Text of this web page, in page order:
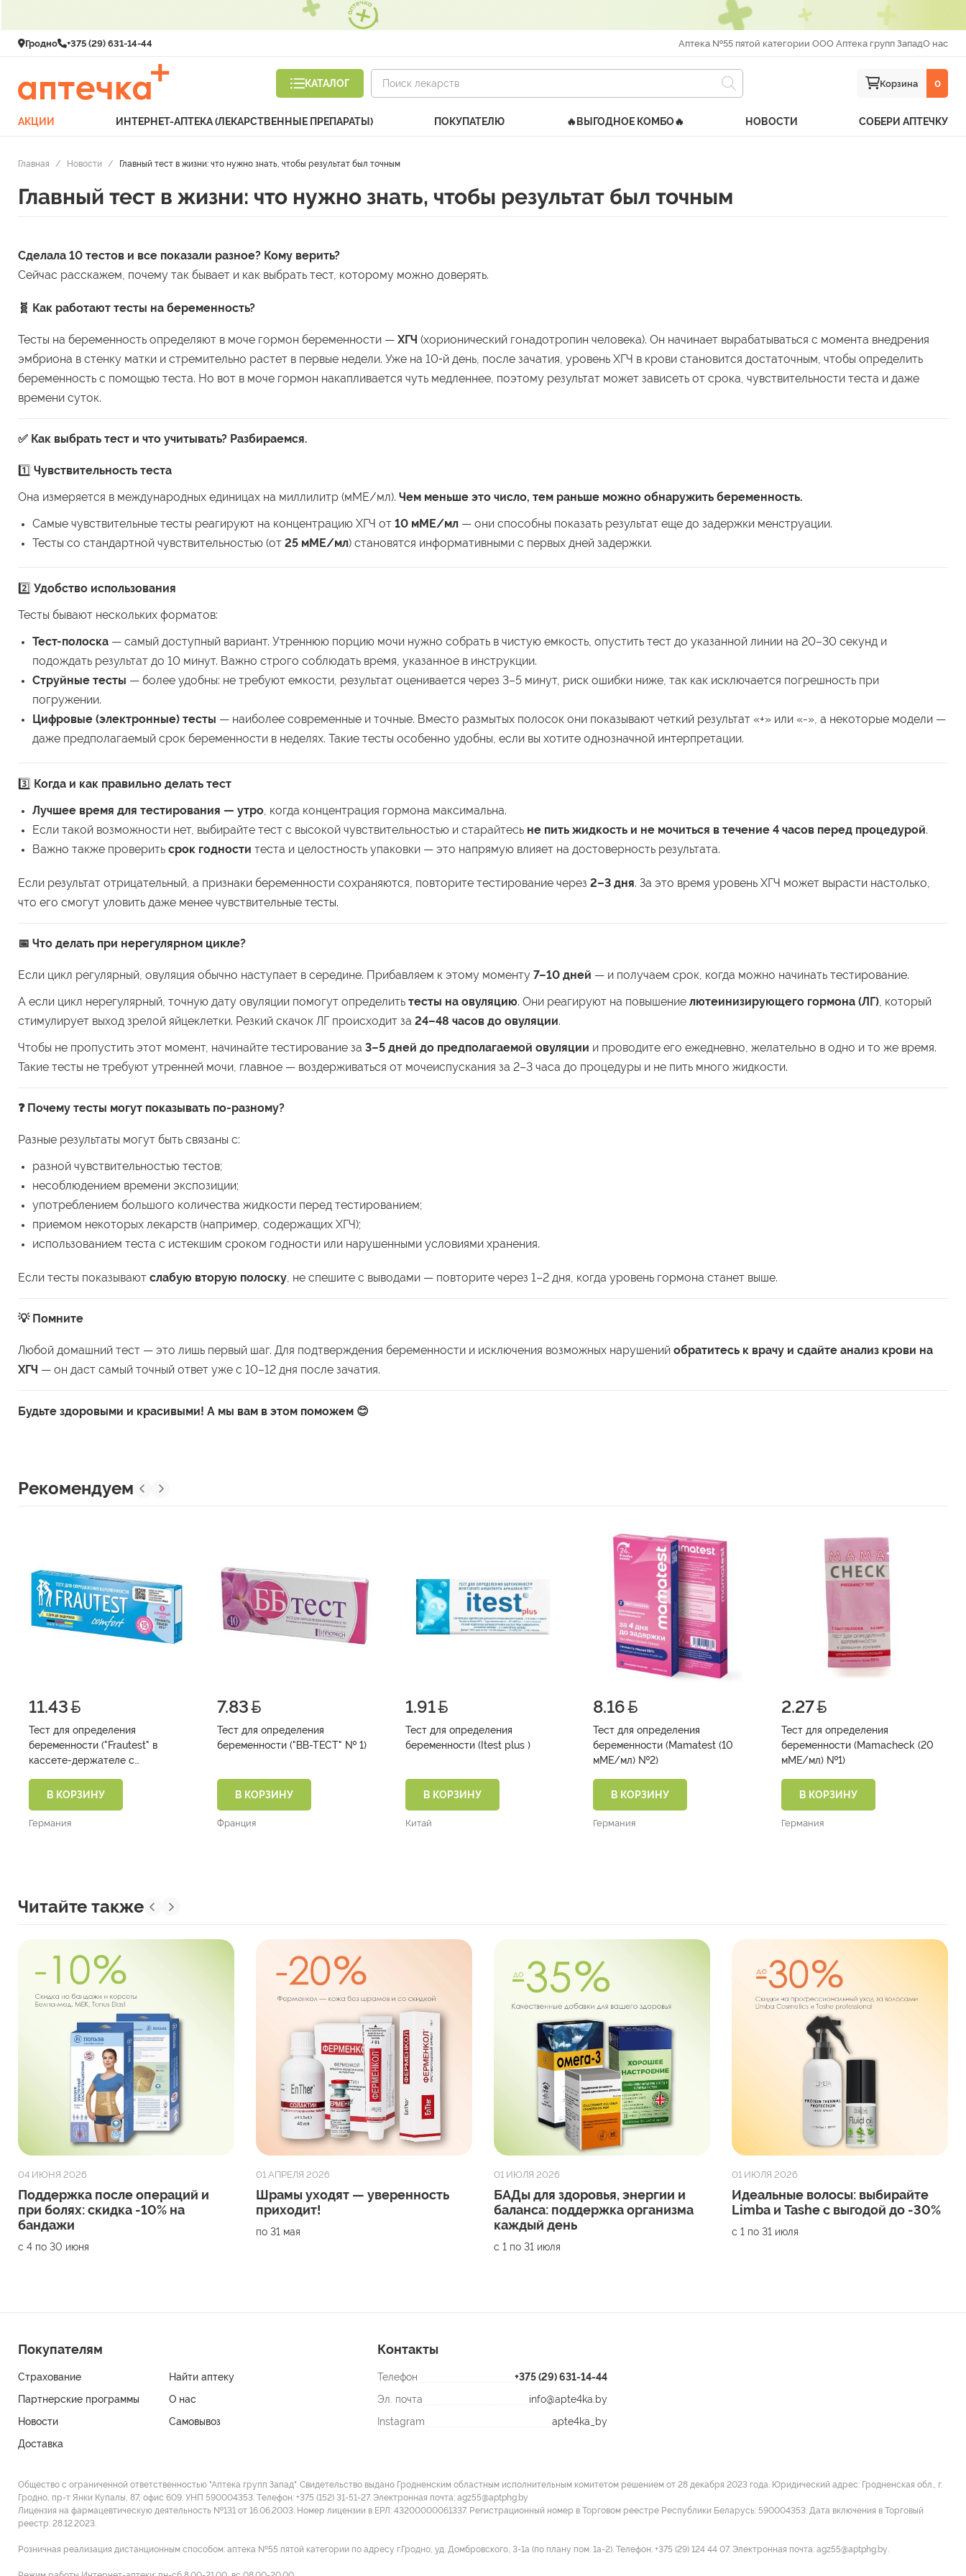
Гродно +375 (29) 631-14-44 Аптека №55 пятой категории ООО Аптека групп ЗападО нас
КАТАЛОГ Корзина 0
АКЦИИ ИНТЕРНЕТ-АПТЕКА (ЛЕКАРСТВЕННЫЕ ПРЕПАРАТЫ) ПОКУПАТЕЛЮ 🔥ВЫГОДНОЕ КОМБО🔥 НОВОСТИ СОБЕРИ АПТЕЧКУ
Главная / Новости / Главный тест в жизни: что нужно знать, чтобы результат был точным
Главный тест в жизни: что нужно знать, чтобы результат был точным
Сделала 10 тестов и все показали разное? Кому верить?
Сейчас расскажем, почему так бывает и как выбрать тест, которому можно доверять.
🧬 Как работают тесты на беременность?
Тесты на беременность определяют в моче гормон беременности — ХГЧ (хорионический гонадотропин человека). Он начинает вырабатываться с момента внедрения
эмбриона в стенку матки и стремительно растет в первые недели. Уже на 10‑й день, после зачатия, уровень ХГЧ в крови становится достаточным, чтобы определить
беременность с помощью теста. Но вот в моче гормон накапливается чуть медленнее, поэтому результат может зависеть от срока, чувствительности теста и даже
времени суток.
✅ Как выбрать тест и что учитывать? Разбираемся.
1️⃣ Чувствительность теста
Она измеряется в международных единицах на миллилитр (мМЕ/мл). Чем меньше это число, тем раньше можно обнаружить беременность.
Самые чувствительные тесты реагируют на концентрацию ХГЧ от 10 мМЕ/мл — они способны показать результат еще до задержки менструации.
Тесты со стандартной чувствительностью (от 25 мМЕ/мл) становятся информативными с первых дней задержки.
2️⃣ Удобство использования
Тесты бывают нескольких форматов:
Тест-полоска — самый доступный вариант. Утреннюю порцию мочи нужно собрать в чистую емкость, опустить тест до указанной линии на 20–30 секунд и
подождать результат до 10 минут. Важно строго соблюдать время, указанное в инструкции.
Струйные тесты — более удобны: не требуют емкости, результат оценивается через 3–5 минут, риск ошибки ниже, так как исключается погрешность при
погружении.
Цифровые (электронные) тесты — наиболее современные и точные. Вместо размытых полосок они показывают четкий результат «+» или «-», а некоторые модели —
даже предполагаемый срок беременности в неделях. Такие тесты особенно удобны, если вы хотите однозначной интерпретации.
3️⃣ Когда и как правильно делать тест
Лучшее время для тестирования — утро, когда концентрация гормона максимальна.
Если такой возможности нет, выбирайте тест с высокой чувствительностью и старайтесь не пить жидкость и не мочиться в течение 4 часов перед процедурой.
Важно также проверить срок годности теста и целостность упаковки — это напрямую влияет на достоверность результата.
Если результат отрицательный, а признаки беременности сохраняются, повторите тестирование через 2–3 дня. За это время уровень ХГЧ может вырасти настолько,
что его смогут уловить даже менее чувствительные тесты.
📅 Что делать при нерегулярном цикле?
Если цикл регулярный, овуляция обычно наступает в середине. Прибавляем к этому моменту 7–10 дней — и получаем срок, когда можно начинать тестирование.
А если цикл нерегулярный, точную дату овуляции помогут определить тесты на овуляцию. Они реагируют на повышение лютеинизирующего гормона (ЛГ), который
стимулирует выход зрелой яйцеклетки. Резкий скачок ЛГ происходит за 24–48 часов до овуляции.
Чтобы не пропустить этот момент, начинайте тестирование за 3–5 дней до предполагаемой овуляции и проводите его ежедневно, желательно в одно и то же время.
Такие тесты не требуют утренней мочи, главное — воздерживаться от мочеиспускания за 2–3 часа до процедуры и не пить много жидкости.
❓ Почему тесты могут показывать по-разному?
Разные результаты могут быть связаны с:
разной чувствительностью тестов;
несоблюдением времени экспозиции;
употреблением большого количества жидкости перед тестированием;
приемом некоторых лекарств (например, содержащих ХГЧ);
использованием теста с истекшим сроком годности или нарушенными условиями хранения.
Если тесты показывают слабую вторую полоску, не спешите с выводами — повторите через 1–2 дня, когда уровень гормона станет выше.
💡 Помните
Любой домашний тест — это лишь первый шаг. Для подтверждения беременности и исключения возможных нарушений обратитесь к врачу и сдайте анализ крови на
ХГЧ — он даст самый точный ответ уже с 10–12 дня после зачатия.
Будьте здоровыми и красивыми! А мы вам в этом поможем 😊
Рекомендуем
11.43
Тест для определения
беременности ("Frautest" в
кассете-держателе с
В КОРЗИНУ
Германия
7.83
Тест для определения
беременности ("ВВ-ТЕСТ" № 1)
В КОРЗИНУ
Франция
1.91
Тест для определения
беременности (Itest plus )
В КОРЗИНУ
Китай
8.16
Тест для определения
беременности (Mamatest (10
мМЕ/мл) №2)
В КОРЗИНУ
Германия
2.27
Тест для определения
беременности (Mamacheck (20
мМЕ/мл) №1)
В КОРЗИНУ
Германия
Читайте также
04 ИЮНЯ 2026
Поддержка после операций и
при болях: скидка -10% на
бандажи
с 4 по 30 июня
01 АПРЕЛЯ 2026
Шрамы уходят — уверенность
приходит!
по 31 мая
01 ИЮЛЯ 2026
БАДы для здоровья, энергии и
баланса: поддержка организма
каждый день
с 1 по 31 июля
01 ИЮЛЯ 2026
Идеальные волосы: выбирайте
Limba и Tashe с выгодой до -30%
с 1 по 31 июля
Покупателям
Страхование
Найти аптеку
Партнерские программы
О нас
Новости
Самовывоз
Доставка
Контакты
Телефон
+375 (29) 631-14-44
Эл. почта
info@apte4ka.by
Instagram
apte4ka_by
Общество с ограниченной ответственностью "Аптека групп Запад". Свидетельство выдано Гродненским областным исполнительным комитетом решением от 28 декабря 2023 года. Юридический адрес: Гродненская обл., г.
Гродно, пр-т Янки Купалы, 87, офис 609. УНП 590004353. Tелефон: +375 (152) 31-51-27. Электронная почта: agz55@aptphg.by
Лицензия на фармацевтическую деятельность №131 от 16.06.2003. Номер лицензии в ЕРЛ: 43200000061337. Регистрационный номер в Торговом реестре Республики Беларусь: 590004353. Дата включения в Торговый
реестр: 28.12.2023.
Розничная реализация дистанционным способом: аптека №55 пятой категории по адресу г.Гродно, уд. Домбровского, 3-1а (по плану пом. 1а-2). Телефон: +375 (29) 124 44 07. Электронная почта: agz55@aptphg.by.